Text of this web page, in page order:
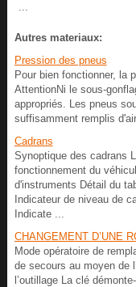
Autres materiaux:
Pression des pneus
Pour bien fonctionner, la
AttentionNi le sous-
appropriés. Les pneus
suffisamment remplis
Cadrans
Synoptique des cadrans
fonctionnement du
d'instruments Détail du
Indicateur de niveau de
Indicate ...
CHANGEMENT D’UNE
Mode opératoire de
de secours au moyen de
l’outillage La clé